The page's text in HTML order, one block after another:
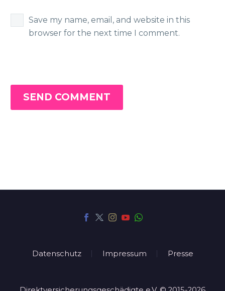
Save my name, email, and website in this
browser for the next time I comment.
SEND COMMENT
Datenschutz Impressum Presse